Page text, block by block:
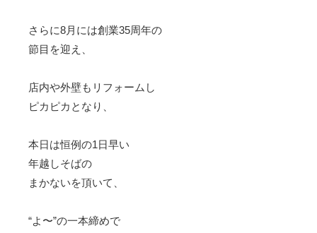
さらに8月には創業35周年の
節目を迎え、
店内や外壁もリフォームし
ピカピカとなり、
本日は恒例の1日早い
年越しそばの
まかないを頂いて、
“よ〜”の一本締めで